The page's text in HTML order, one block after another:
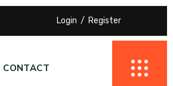
Login Register
CONTACT